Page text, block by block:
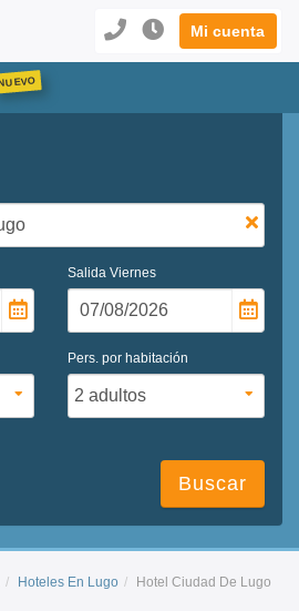
Mi cuenta
Salida Viernes
Pers. por habitación
Buscar
Hoteles En Lugo Hotel Ciudad De Lugo